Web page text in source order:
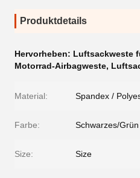
Produktdetails
Hervorheben: Luftsackweste
Motorrad-Airbagweste,
Material: Spandex /
Farbe: Schwarzes/Grün
Size: Size